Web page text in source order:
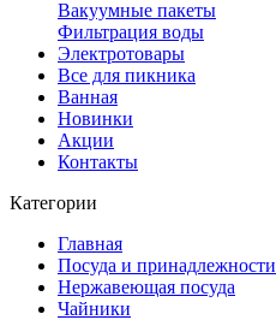
Вакуумные пакеты
Фильтрация воды
Электротовары
Все для пикника
Ванная
Новинки
Акции
Контакты
Категории
Главная
Посуда и принадлежности
Нержавеющая посуда
Чайники